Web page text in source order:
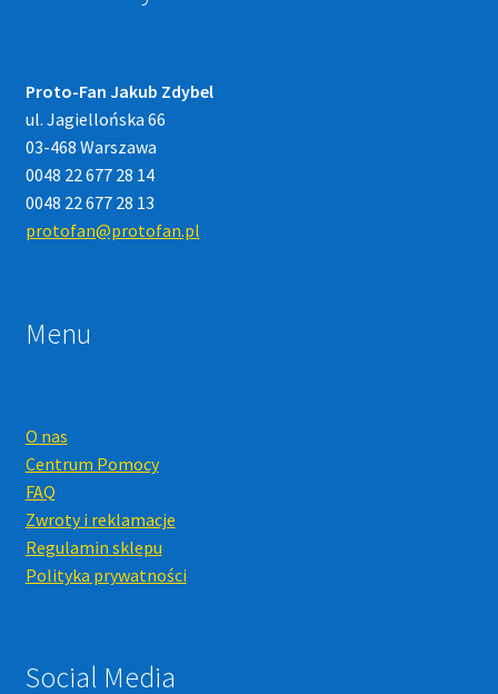
Proto-Fan Jakub Zdybel
ul. Jagiellońska 66
03-468 Warszawa
0048 22 677 28 14
0048 22 677 28 13
protofan@protofan.pl
Menu
O nas
Centrum Pomocy
FAQ
Zwroty i reklamacje
Regulamin sklepu
Polityka prywatności
Social Media